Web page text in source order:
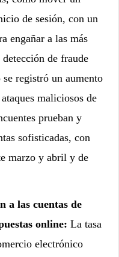
de sesión, con un
engañar a las más
de fraude
registró un aumento
maliciosos de
prueban y
sofisticadas, con
marzo y abril y de
a las cuentas de
online: La tasa
electrónico